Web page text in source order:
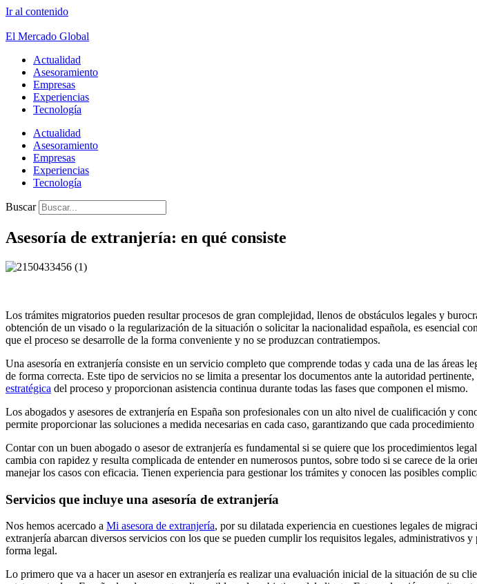
Ir al contenido
El Mercado Global
Actualidad
Asesoramiento
Empresas
Experiencias
Tecnología
Actualidad
Asesoramiento
Empresas
Experiencias
Tecnología
Buscar
Asesoría de extranjería: en qué consiste
Los trámites migratorios pueden resultar procesos de gran complejidad, llenos de obstáculos legales y
obtención de un visado o la regularización de la situación o solicitar la nacionalidad española, es esencial
que el proceso se desarrolle de la forma conveniente y no se produzcan contratiempos.
Una asesoría en extranjería consiste en un servicio completo que comprende todas y cada una de las
de forma correcta. Este tipo de servicios no se limita a presentar los documentos ante la autoridad
estratégica del proceso y proporcionan asistencia continua durante todas las fases que componen el mismo.
Los abogados y asesores de extranjería en España son profesionales con un alto nivel de cualificación y
permite proporcionar las soluciones a medida necesarias en cada caso, garantizando que cada
Contar con un buen abogado o asesor de extranjería es fundamental si se quiere que los procedimientos
cambia con rapidez y resulta complicada de entender en numerosos puntos, sobre todo si se carece de la
manejar los casos con eficacia. Tienen experiencia para gestionar los trámites y conocen las posibles
Servicios que incluye una asesoría de extranjería
Nos hemos acercado a Mi asesora de extranjería, por su dilatada experiencia en cuestiones legales de
extranjería abarcan diversos servicios con los que se pueden cumplir los requisitos legales, administrativos
forma legal.
Lo primero que va a hacer un asesor en extranjería es realizar una evaluación inicial de la situación de su